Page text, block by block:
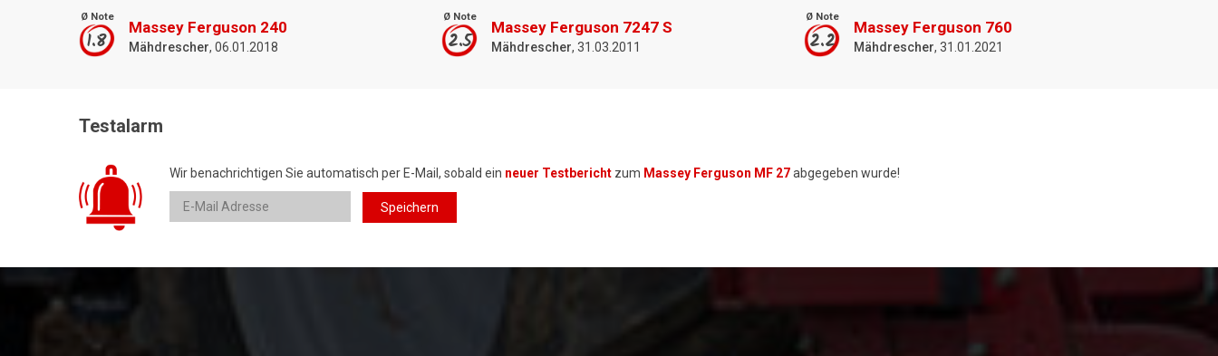
Ø Note
1.8
Massey Ferguson 240
Mähdrescher, 06.01.2018
Ø Note
2.5
Massey Ferguson 7247 S
Mähdrescher, 31.03.2011
Ø Note
2.2
Massey Ferguson 760
Mähdrescher, 31.01.2021
Testalarm
Wir benachrichtigen Sie automatisch per E-Mail, sobald ein neuer Testbericht zum Massey Ferguson MF 27abgegeben wurde!
Speichern